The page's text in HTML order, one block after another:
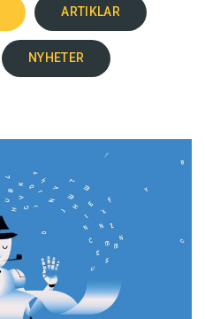
ARTIKLAR
NYHETER